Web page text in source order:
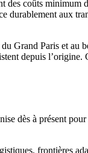
coûts minimum
durablement aux
Grand Paris et au
depuis
dès à présent
frontières